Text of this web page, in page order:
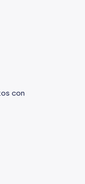
con